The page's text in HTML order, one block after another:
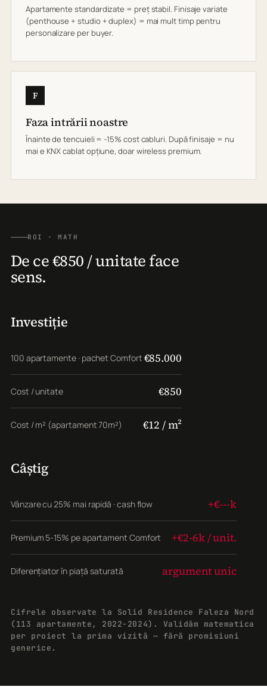
Apartamente standardizate = preț stabil. Finisaje variate
(penthouse + studio + duplex) = mai mult timp pentru
personalizare per buyer.
F
Faza intrării noastre
Înainte de tencuieli = -15% cost cabluri. După finisaje = nu
mai e KNX cablat opțiune, doar wireless premium.
ROI · MATH
De ce €850 / unitate face
sens.
Investiție
100 apartamente · pachet Comfort €85.000
Cost / unitate €850
Cost / m² (apartament 70m²) €12 / m²
Câștig
Vânzare cu 25% mai rapidă · cash flow +€---k
Premium 5-15% pe apartament Comfort +€2-6k / unit.
Diferențiator în piață saturată argument unic
Cifrele observate la Solid Residence Faleza Nord
(113 apartamente, 2022-2024). Validăm matematica
per proiect la prima vizită — fără promisiuni
generice.